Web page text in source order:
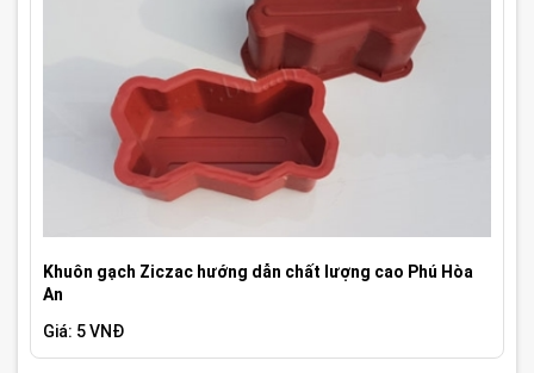
Khuôn gạch Ziczac hướng dẫn chất lượng cao Phú Hòa
An
Giá: 5 VNĐ